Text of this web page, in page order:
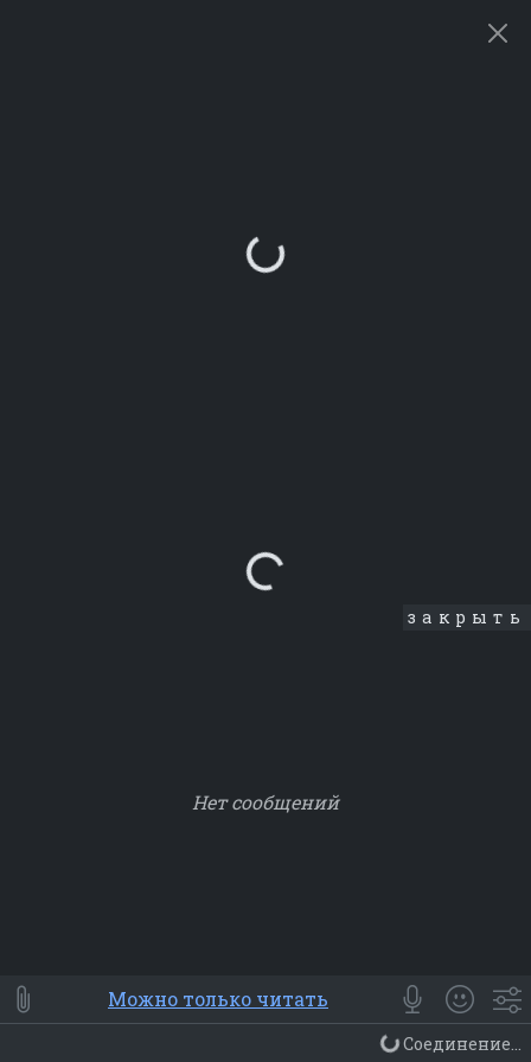
Loading... закрыть
Нет сообщений
⭐ Мои Smile
😀 Emoji
Смайлики
Люди Животные Еда Объекты
Можно только читать
Соединение...